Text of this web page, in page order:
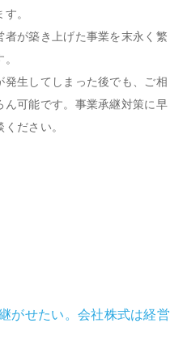
。
が築き上げた事業を末永く繁
生してしまった後でも、ご相
可能です。事業承継対策に早
ださい。
がせたい。会社株式は経営